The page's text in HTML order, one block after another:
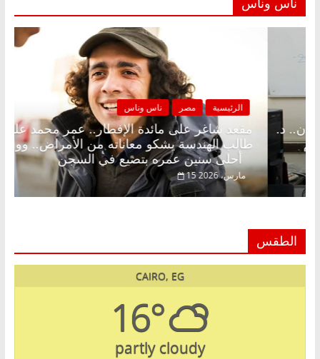
مقعد شاغر
طالب
أحلى سنين عمره بتضيع في السجن
15 مارس، 2026
ناس وناس
على الإفطار وبلكونة بلا زينة رمضان.. د.
فاروق خبير اقتصادي في انتظار حلم
الطقس
CAIRO, EG
16°
partly cloudy